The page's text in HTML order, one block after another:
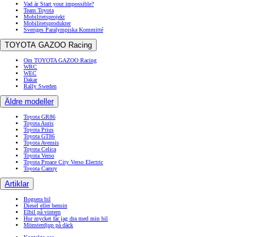
Vad är Start your impossible?
Team Toyota
Mobilitetsprojekt
Mobilitetsprodukter
Sveriges Paralympiska Kommitté
TOYOTA GAZOO Racing
Om TOYOTA GAZOO Racing
WRC
WEC
Dakar
Rally Sweden
Äldre modeller
Toyota GR86
Toyota Auris
Toyota Prius
Toyota GT86
Toyota Avensis
Toyota Celica
Toyota Verso
Toyota Proace City Verso Electric
Toyota Camry
Artiklar
Bogsera bil
Diesel eller bensin
Elbil på vintern
Hur mycket får jag dra med min bil
Mönsterdjup på däck